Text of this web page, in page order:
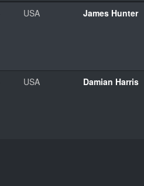
USA James Hunter
USA Damian Harris